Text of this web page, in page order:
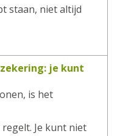
staan, niet altijd
je kunt
is het
Je kunt niet